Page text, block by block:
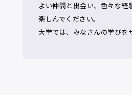
よい仲間と出会い、色々な経
楽しんでください。
大学では、みなさんの学びを